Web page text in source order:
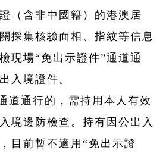
（含非中國籍）的港澳居
採集核驗面相、指紋等信息
現場“免出示證件”通道通
入境證件。
道通行的，需持用本人有效
境邊防檢查。持有因公出入
目前暫不適用“免出示證